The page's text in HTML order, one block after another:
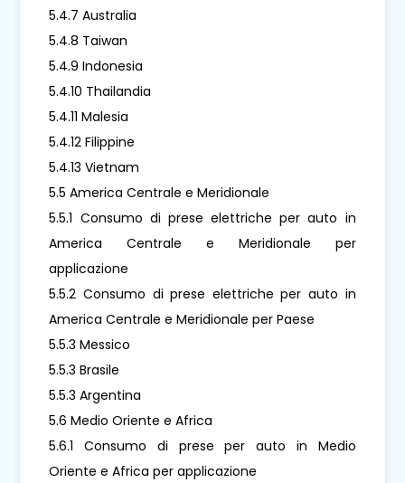
5.4.7 Australia
5.4.8 Taiwan
5.4.9 Indonesia
5.4.10 Thailandia
5.4.11 Malesia
5.4.12 Filippine
5.4.13 Vietnam
5.5 America Centrale e Meridionale
5.5.1 Consumo di prese elettriche per auto in
America Centrale e Meridionale per
applicazione
5.5.2 Consumo di prese elettriche per auto in
America Centrale e Meridionale per Paese
5.5.3 Messico
5.5.3 Brasile
5.5.3 Argentina
5.6 Medio Oriente e Africa
5.6.1 Consumo di prese per auto in Medio
Oriente e Africa per applicazione